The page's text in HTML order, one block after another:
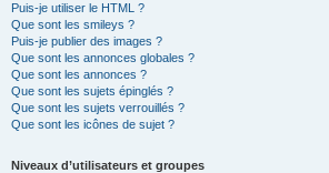
Puis-je utiliser le HTML ?
Que sont les smileys ?
Puis-je publier des images ?
Que sont les annonces globales ?
Que sont les annonces ?
Que sont les sujets épinglés ?
Que sont les sujets verrouillés ?
Que sont les icônes de sujet ?
Niveaux d’utilisateurs et groupes